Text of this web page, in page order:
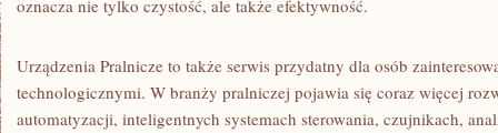
oznacza nie tylko czystość, ale także efektywność.
Urządzenia Pralnicze to także serwis przydatny dla osób
technologicznymi. W branży pralniczej pojawia się coraz więcej
automatyzacji, inteligentnych systemach sterowania, czujnikach,